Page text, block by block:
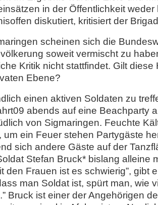
in der Öffentlichkeit weder
diskutiert, kritisiert der
scheinen sich die
soweit vermischt zu
Kritik nicht stattfindet. Gilt
Ebene?
einen aktiven Soldaten zu
abends auf eine Beachparty
von Sigmaringen. Feuchte
um ein Feuer stehen Partygäste
sich andere Gäste auf der
Stefan Bruck* bislang alleine
den Frauen ist es schwierig”, gibt
man Soldat ist, spürt man, wie
Bruck ist einer der Angehörigen